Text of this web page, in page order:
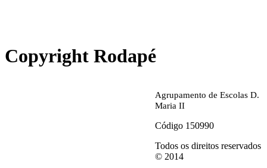
Copyright Rodapé
Agrupamento de Escolas D.
Maria II
Código 150990
Todos os direitos reservados
© 2014